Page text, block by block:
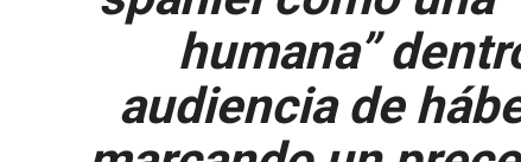
humana”
audiencia de